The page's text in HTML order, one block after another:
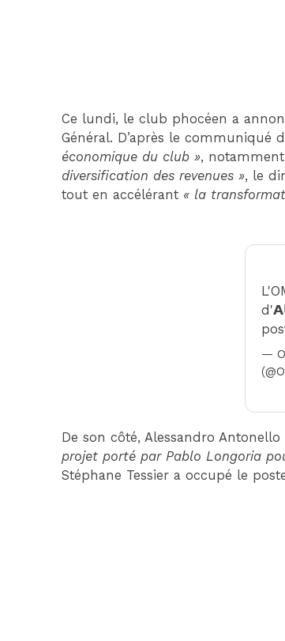
Ce lundi, le club phocéen a
Général. D’après le communiqué
économique du club »,
diversification des revenues », le
tout en accélérant « la
—
De son côté, Alessandro
projet porté par Pablo Longoria
Stéphane Tessier a occupé le